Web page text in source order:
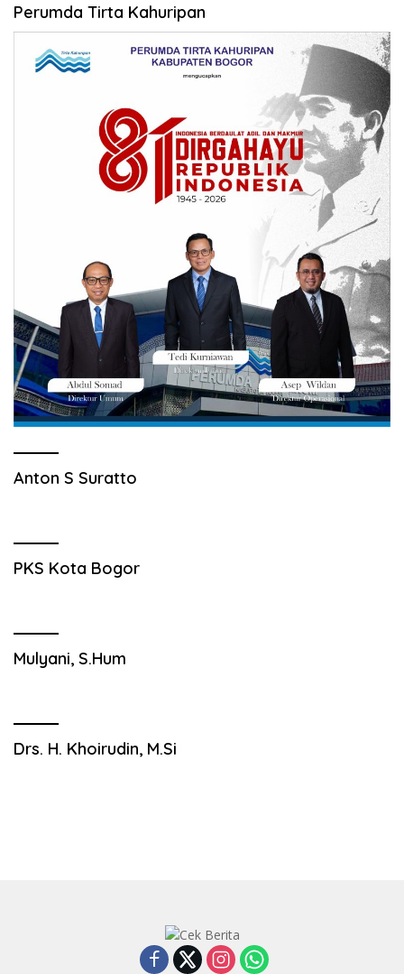
Perumda Tirta Kahuripan
Anton S Suratto
PKS Kota Bogor
Mulyani, S.Hum
Drs. H. Khoirudin, M.Si